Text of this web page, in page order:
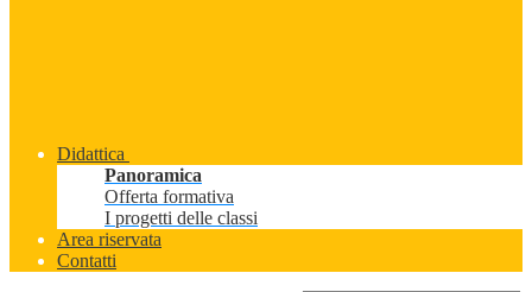
Didattica
Panoramica
Offerta formativa
I progetti delle classi
Area riservata
Contatti